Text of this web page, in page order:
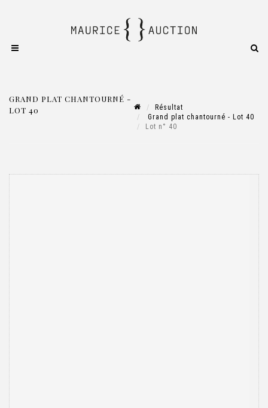
GRAND PLAT CHANTOURNÉ -
LOT 40
Résultat
Grand plat chantourné - Lot 40
Lot n° 40